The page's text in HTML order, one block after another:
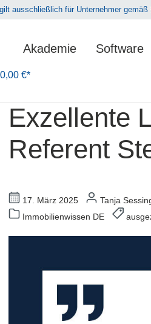
ausschließlich für Unternehmer gemäß
Akademie Software
0,00 €*
enthält 0 Positionen. Der
Exzellente
Referent
17. März 2025
Tanja
Immobilienwissen DE